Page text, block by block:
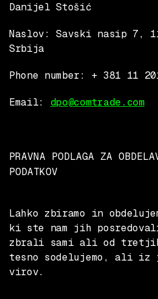
Danijel Stošić
Naslov: Savski nasip 7,
Srbija
Phone number: + 381 11
Email: dpo@comtrade.com
PRAVNA PODLAGA ZA
PODATKOV
Lahko zbiramo in
ki ste nam jih
zbrali sami ali od
tesno sodelujemo, ali iz
virov.